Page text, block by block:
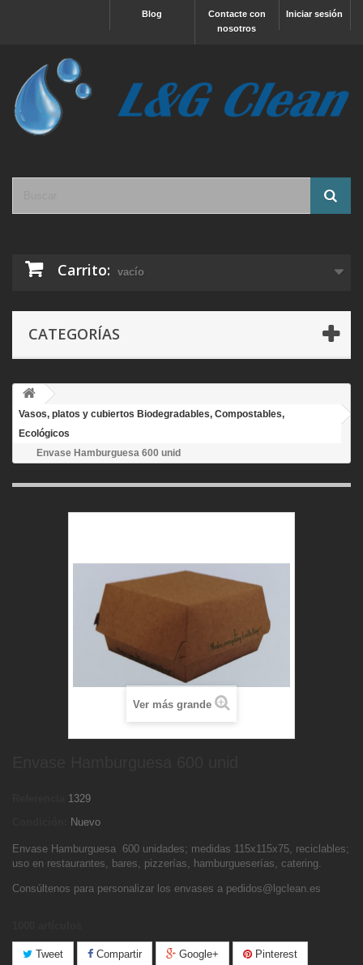
Iniciar sesión
Contacte con
nosotros
Blog
Carrito: vacío
CATEGORÍAS
Vasos, platos y cubiertos Biodegradables, Compostables,
Ecológicos
Envase Hamburguesa 600 unid
Ver más grande
1329
Nuevo
Envase Hamburguesa 600 unidades; medidas 115x115x75, reciclables;
uso en restaurantes, bares, pizzerías, hamburgueserías, catering.
Consúltenos para personalizar los envases a pedidos@lgclean.es
Tweet Compartir Google+ Pinterest